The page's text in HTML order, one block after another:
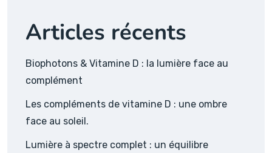
Articles récents
Biophotons & Vitamine D : la lumière face au
complément
Les compléments de vitamine D : une ombre
face au soleil.
Lumière à spectre complet : un équilibre